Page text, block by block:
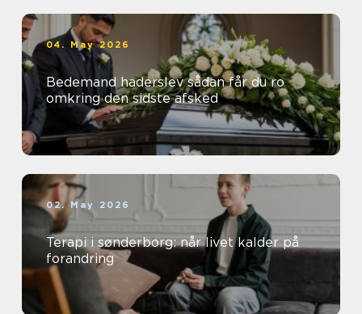
04. May 2026
Bedemand haderslev sådan får du ro
omkring den sidste afsked
02. May 2026
Terapi i sønderborg: når livet kalder på
forandring